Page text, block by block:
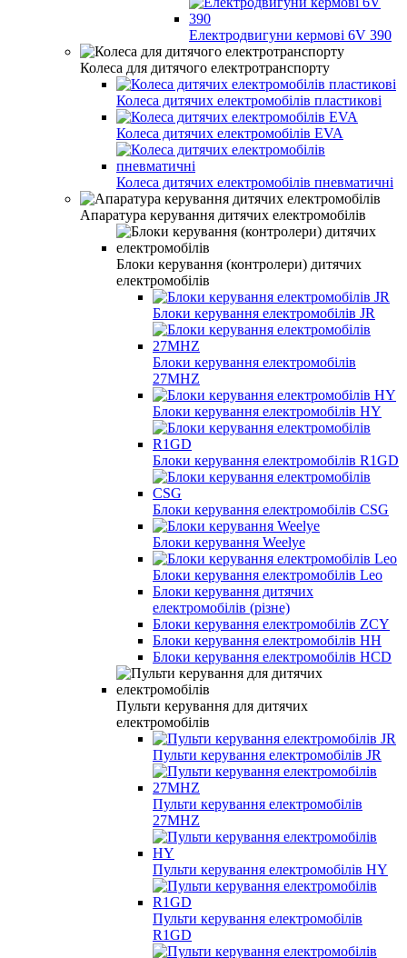
Електродвигуни кермові 6V 390
Колеса для дитячого електротранспорту
Колеса дитячих електромобілів пластикові
Колеса дитячих електромобілів EVA
Колеса дитячих електромобілів пневматичні
Апаратура керування дитячих електромобілів
Блоки керування (контролери) дитячих
електромобілів
Блоки керування електромобілів JR
Блоки керування електромобілів
27MHZ
Блоки керування електромобілів HY
Блоки керування електромобілів R1GD
Блоки керування електромобілів CSG
Блоки керування Weelye
Блоки керування електромобілів Leo
Блоки керування дитячих
електромобілів (різне)
Блоки керування електромобілів ZCY
Блоки керування електромобілів HH
Блоки керування електромобілів HCD
Пульти керування для дитячих
електромобілів
Пульти керування електромобілів JR
Пульти керування електромобілів
27MHZ
Пульти керування електромобілів HY
Пульти керування електромобілів
R1GD